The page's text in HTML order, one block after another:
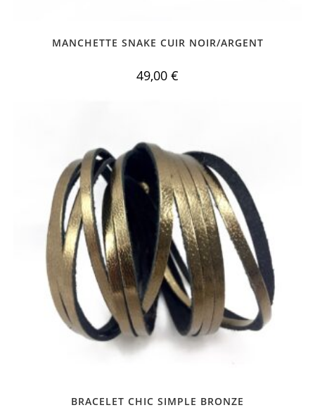
MANCHETTE SNAKE CUIR NOIR/ARGENT
49,00 €
BRACELET CHIC SIMPLE BRONZE